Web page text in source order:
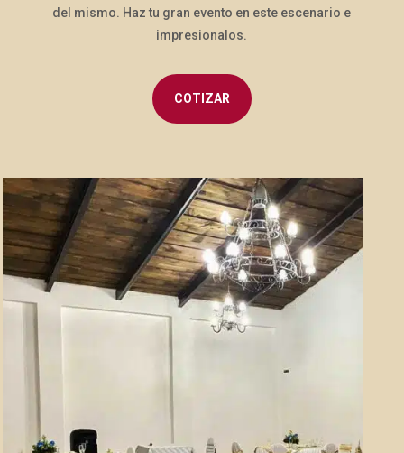
del mismo. Haz tu gran evento en este escenario e
impresionalos.
COTIZAR